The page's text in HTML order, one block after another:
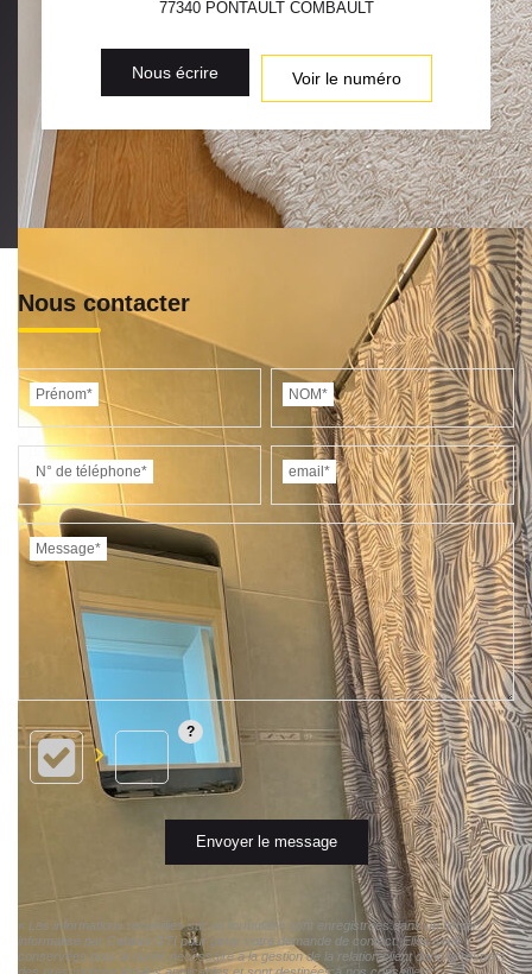
77340 PONTAULT COMBAULT
Nous écrire Voir le numéro
Nous contacter
Prénom* NOM*
N° de téléphone* email*
Message*
Envoyer le message
« Les informations recueillies sur ce formulaire sont enregistrées dans un fichier
informatisé par Cabinet GTI pour gérer votre demande de contact. Elles sont
conservées pour la durée nécessaire à la gestion de la relation client dans le respect
des prescriptions légales applicables et sont destinées à nos conseillers